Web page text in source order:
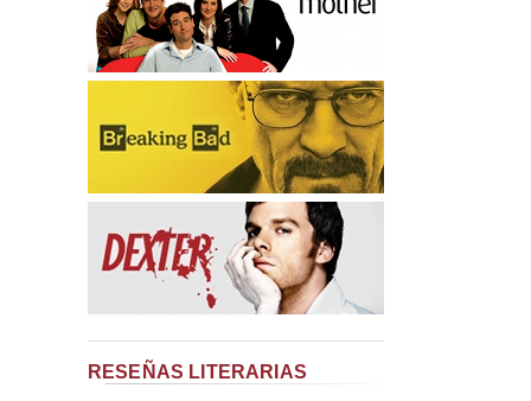
RESEÑAS LITERARIAS